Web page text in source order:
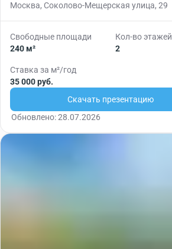
Москва, Соколово-Мещерская улица, 29
Свободные площади
240 м²
Кол-во этажей
2
Ставка за м²/год
35 000 руб.
Скачать презентацию
Обновлено: 28.07.2026